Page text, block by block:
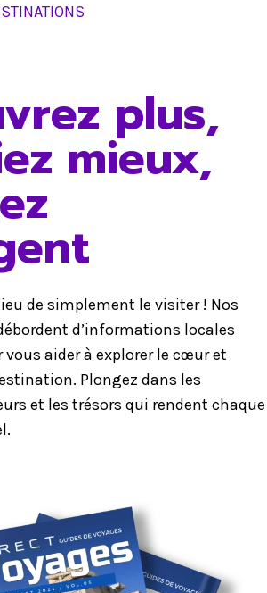
plus,
mieux,
de simplement le visiter ! Nos
d’informations locales
aider à explorer le cœur et
Plongez dans les
et les trésors qui rendent chaque